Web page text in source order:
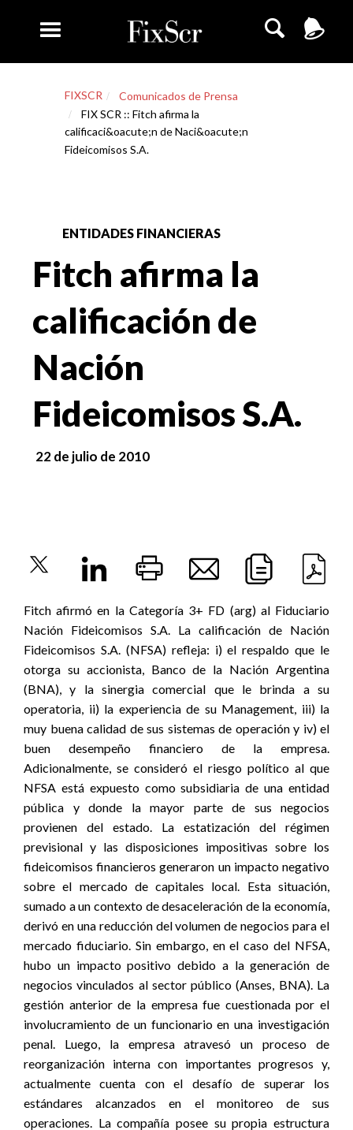
FIXSCR
Comunicados de Prensa
FIX SCR :: Fitch afirma la
calificaci&oacute;n de Naci&oacute;n
Fideicomisos S.A.
ENTIDADES FINANCIERAS
Fitch afirma la
calificación de
Nación
Fideicomisos S.A.
22 de julio de 2010
Fitch afirmó en la Categoría 3+ FD (arg) al Fiduciario
Nación Fideicomisos S.A. La calificación de Nación
Fideicomisos S.A. (NFSA) refleja: i) el respaldo que le
otorga su accionista, Banco de la Nación Argentina
(BNA), y la sinergia comercial que le brinda a su
operatoria, ii) la experiencia de su Management, iii) la
muy buena calidad de sus sistemas de operación y iv) el
buen desempeño financiero de la empresa.
Adicionalmente, se consideró el riesgo político al que
NFSA está expuesto como subsidiaria de una entidad
pública y donde la mayor parte de sus negocios
provienen del estado. La estatización del régimen
previsional y las disposiciones impositivas sobre los
fideicomisos financieros generaron un impacto negativo
sobre el mercado de capitales local. Esta situación,
sumado a un contexto de desaceleración de la economía,
derivó en una reducción del volumen de negocios para el
mercado fiduciario. Sin embargo, en el caso del NFSA,
hubo un impacto positivo debido a la generación de
negocios vinculados al sector público (Anses, BNA). La
gestión anterior de la empresa fue cuestionada por el
involucramiento de un funcionario en una investigación
penal. Luego, la empresa atravesó un proceso de
reorganización interna con importantes progresos y,
actualmente cuenta con el desafío de superar los
estándares alcanzados en el monitoreo de sus
operaciones. La compañía posee su propia estructura